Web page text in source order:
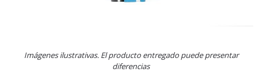
Imágenes ilustrativas. El producto entregado puede presentar
diferencias